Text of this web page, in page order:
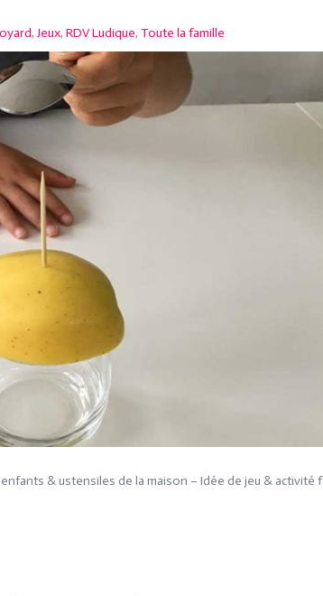
, Jeux, RDV Ludique, Toute la famille
& ustensiles de la maison – Idée de jeu & activité